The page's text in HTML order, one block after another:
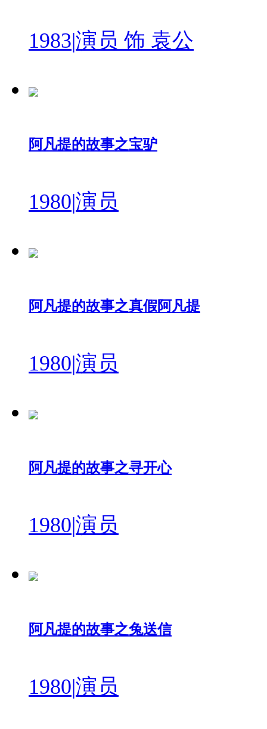
1983|演员 饰 袁公
阿凡提的故事之宝驴
1980|演员
阿凡提的故事之真假阿凡提
1980|演员
阿凡提的故事之寻开心
1980|演员
阿凡提的故事之兔送信
1980|演员